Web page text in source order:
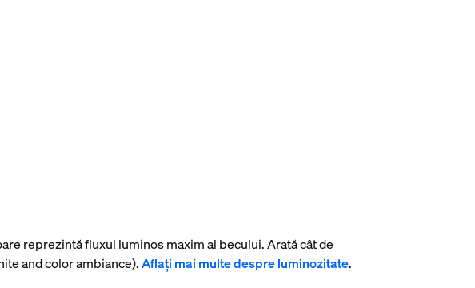
reprezintă fluxul luminos maxim al becului. Arată cât de
and color ambiance).Aflați mai multe despre luminozitate.